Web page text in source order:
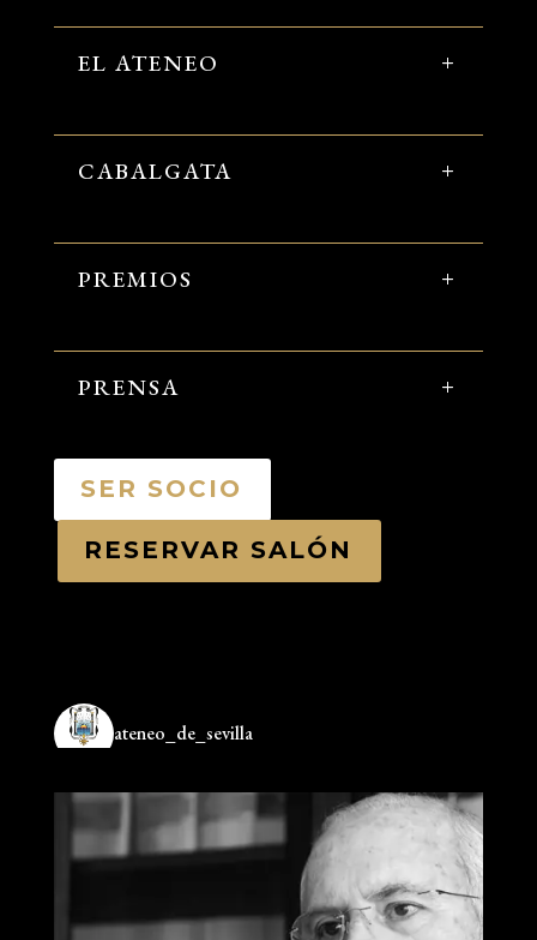
EL ATENEO
CABALGATA
PREMIOS
PRENSA
SER SOCIO
RESERVAR SALÓN
ateneo_de_sevilla